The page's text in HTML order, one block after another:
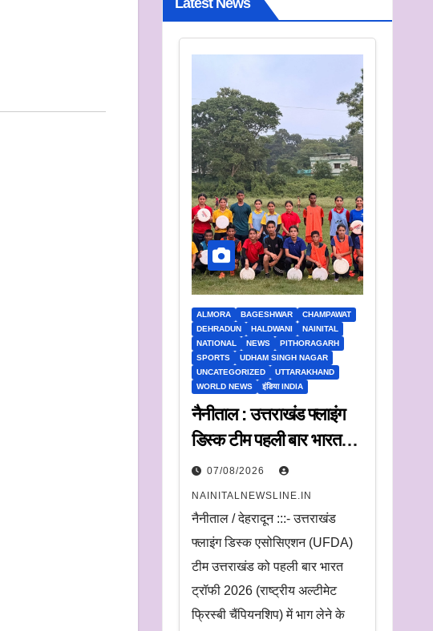
Latest News
ALMORA BAGESHWAR
CHAMPAWAT
DEHRADUN
HALDWANI
NAINITAL
NATIONAL
NEWS
PITHORAGARH
SPORTS
UDHAM SINGH NAGAR
UNCATEGORIZED
UTTARAKHAND
WORLD NEWS
इंडिया INDIA
नैनीताल : उत्तराखंड फ्लाइंग
डिस्क टीम पहली बार भारत
ट्रॉफी में करेगी प्रतिभाग
07/08/2026
NAINITALNEWSLINE.IN
नैनीताल / देहरादून :::- उत्तराखंड
फ्लाइंग डिस्क एसोसिएशन (UFDA)
टीम उत्तराखंड को पहली बार भारत
ट्रॉफी 2026 (राष्ट्रीय अल्टीमेट
फ्रिस्बी चैंपियनशिप) में भाग लेने के